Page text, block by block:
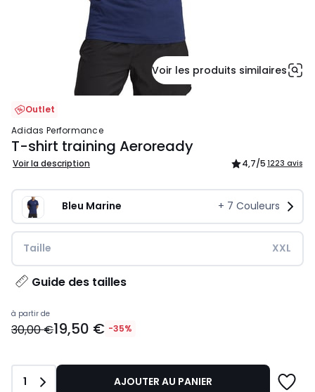
Voir les produits similaires
Outlet
adidas Performance
T-shirt training Aeroready
Voir la description 4,7/5 1223 avis
Bleu Marine + 7 Couleurs
Taille XXL
Guide des tailles
19,50
€
30,00
à partir de
30,00 €19,50 € -35%
Quantité
1 AJOUTER AU PANIER